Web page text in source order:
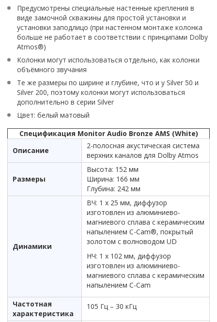
Предусмотрены специальные настенные крепления в
виде замочной скважины для простой установки и
установки заподлицо (при настенном монтаже колонка
больше не работает в соответствии с принципами Dolby
Atmos®)
Колонки могут использоваться отдельно, как колонки
объёмного звучания
Те же размеры по ширине и глубине, что и у Silver 50 и
Silver 200, поэтому колонки могут использоваться
дополнительно в серии Silver
Цвет: белый матовый
Спецификация Monitor Audio Bronze AMS (White)
Описание
2-полосная акустическая система
верхних каналов для Dolby Atmos
Размеры
Высота: 152 мм
Ширина: 166 мм
Глубина: 242 мм
Динамики
ВЧ: 1 х 25 мм, диффузор
изготовлен из алюминиево-
магниевого сплава с керамическим
напылением C-Cam®, покрытый
золотом с волноводом UD
НЧ: 1 х 102 мм, диффузор
изготовлен из алюминиево-
магниевого сплава с керамическим
напылением C-Cam
Частотная
характеристика
105 Гц – 30 кГц